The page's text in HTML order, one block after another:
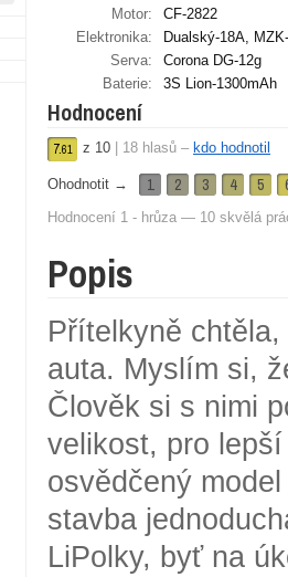
Motor:
CF-2822
Elektronika:
Dualský-18A,
Serva:
Corona DG-12g
Baterie:
3S Lion-1300mAh
Hodnocení
7.61 z 10 18 hlasů – kdo hodnotil
Ohodnotit → 1 2 3 4 5
Hodnocení 1 - hrůza — 10 skvělá
Popis
Přítelkyně
auta. Myslím si,
Člověk si s nimi
velikost, pro
osvědčený
stavba
LiPolky, byť na